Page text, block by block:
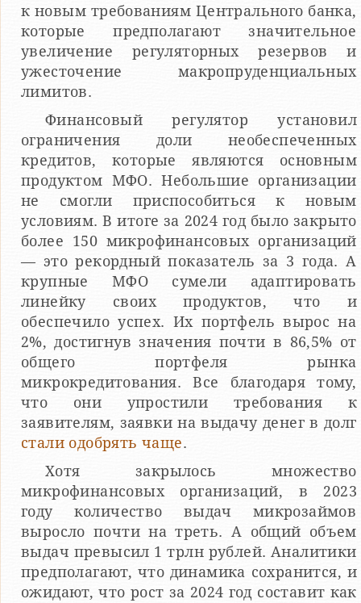
к новым требованиям Центрального банка,
которые предполагают значительное
увеличение регуляторных резервов и
ужесточение макропруденциальных
лимитов.
Финансовый регулятор установил
ограничения доли необеспеченных
кредитов, которые являются основным
продуктом МФО. Небольшие организации
не смогли приспособиться к новым
условиям. В итоге за 2024 год было закрыто
более 150 микрофинансовых организаций
— это рекордный показатель за 3 года. А
крупные МФО сумели адаптировать
линейку своих продуктов, что и
обеспечило успех. Их портфель вырос на
2%, достигнув значения почти в 86,5% от
общего портфеля рынка
микрокредитования. Все благодаря тому,
что они упростили требования к
заявителям, заявки на выдачу денег в долг
стали одобрять чаще.
Хотя закрылось множество
микрофинансовых организаций, в 2023
году количество выдач микрозаймов
выросло почти на треть. А общий объем
выдач превысил 1 трлн рублей. Аналитики
предполагают, что динамика сохранится, и
ожидают, что рост за 2024 год составит как